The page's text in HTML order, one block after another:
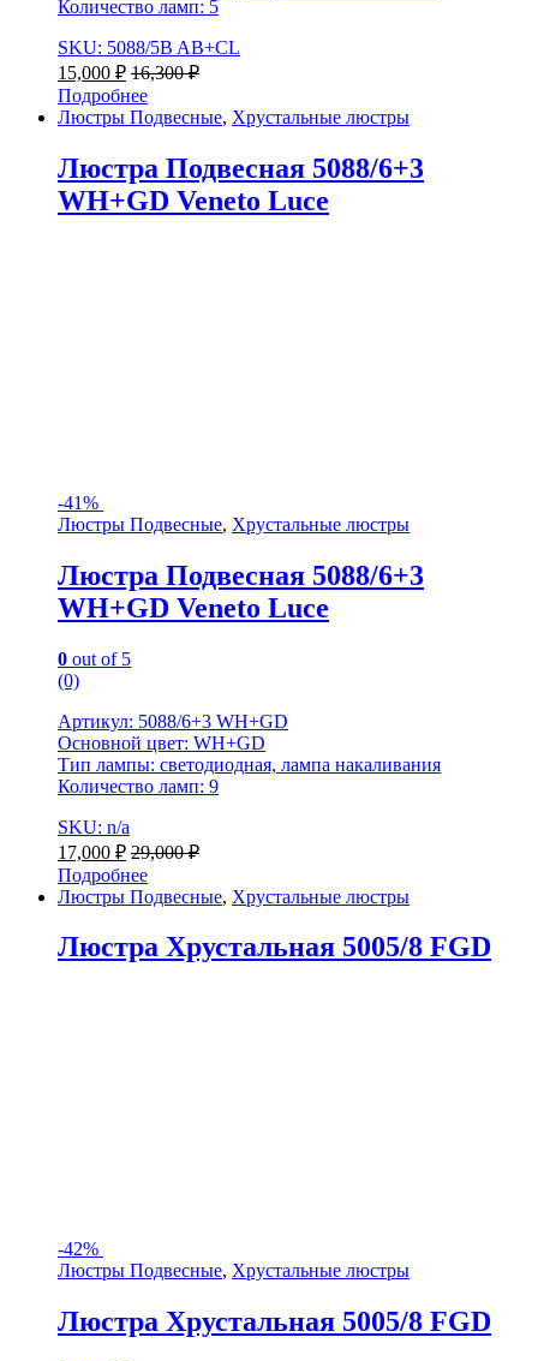
Количество ламп: 5
SKU: 5088/5B AB+CL
15,000 ₽ 16,300₽
Подробнее
Люстры Подвесные, Хрустальные люстры
Люстра Подвесная 5088/6+3
WH+GD Veneto Luce
-41%
Люстры Подвесные, Хрустальные люстры
Люстра Подвесная 5088/6+3
WH+GD Veneto Luce
0 out of 5
(0)
Артикул: 5088/6+3 WH+GD
Основной цвет: WH+GD
Тип лампы: светодиодная, лампа накаливания
Количество ламп: 9
SKU: n/a
17,000 ₽ 29,000₽
Подробнее
Люстры Подвесные, Хрустальные люстры
Люстра Хрустальная 5005/8 FGD
-42%
Люстры Подвесные, Хрустальные люстры
Люстра Хрустальная 5005/8 FGD